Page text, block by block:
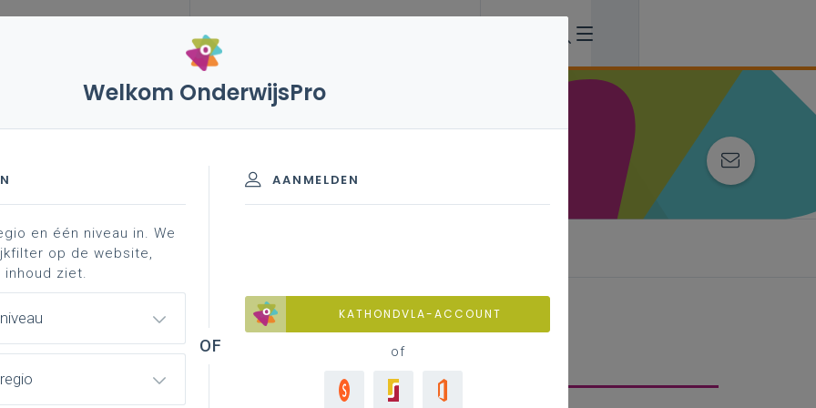
vakken en leerplannen 7de leerjaar
achtergrond
van het leerplan.
Welkom OnderwijsPro
AANMELDEN
KATHONDVLA-ACCOUNT
of
en één niveau in. We
op de website,
ziet.